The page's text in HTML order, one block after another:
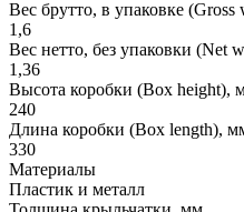
Вес брутто, в упаковке (Gross
1,6
Вес нетто, без упаковки (Net
1,36
Высота коробки (Box height),
240
Длина коробки (Box length),
330
Материалы
Пластик и металл